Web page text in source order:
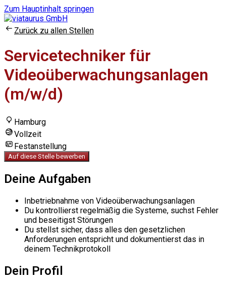
Zum Hauptinhalt springen
Zurück zu allen Stellen
Servicetechniker für
Videoüberwachungsanlagen
(m/w/d)
Hamburg
Vollzeit
Festanstellung
Auf diese Stelle bewerben
Deine Aufgaben
Inbetriebnahme von Videoüberwachungsanlagen
Du kontrollierst regelmäßig die Systeme, suchst Fehler
und beseitigst Störungen
Du stellst sicher, dass alles den gesetzlichen
Anforderungen entspricht und dokumentierst das in
deinem Technikprotokoll
Dein Profil